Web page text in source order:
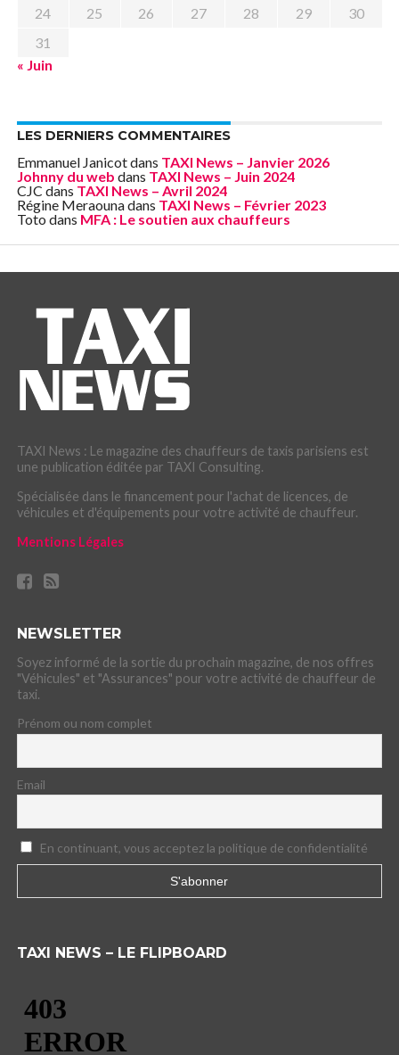
24
25 26 27 28 29
30
31
« Juin
LES DERNIERS COMMENTAIRES
Emmanuel Janicotdans TAXI News – Janvier 2026
Johnny du web dans TAXI News – Juin 2024
CJC dans TAXI News – Avril 2024
Régine Meraounadans TAXI News – Février 2023
Toto dans MFA : Le soutien aux chauffeurs
TAXI News : Le magazine des chauffeurs de taxis parisiens est
une publication éditée par TAXI Consulting.
Spécialisée dans le financement pour l'achat de licences, de
véhicules et d'équipements pour votre activité de chauffeur.
Mentions Légales
NEWSLETTER
Soyez informé de la sortie du prochain magazine, de nos offres
"Véhicules" et "Assurances" pour votre activité de chauffeur de
taxi.
Prénom ou nom complet
Email
En continuant, vous acceptez la politique de confidentialité
TAXI NEWS – LE FLIPBOARD